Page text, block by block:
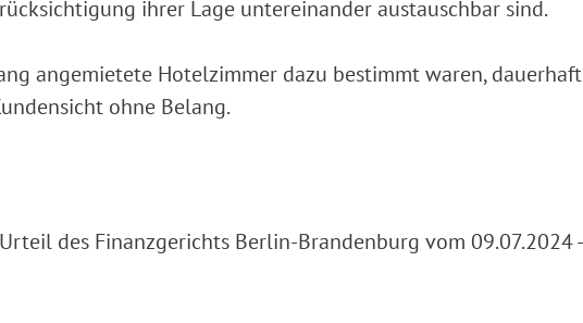
ihrer Lage untereinander austauschbar sind.
angemietete Hotelzimmer dazu bestimmt waren, dauerhaft
ohne Belang.
des Finanzgerichts Berlin-Brandenburg vom 09.07.2024 -